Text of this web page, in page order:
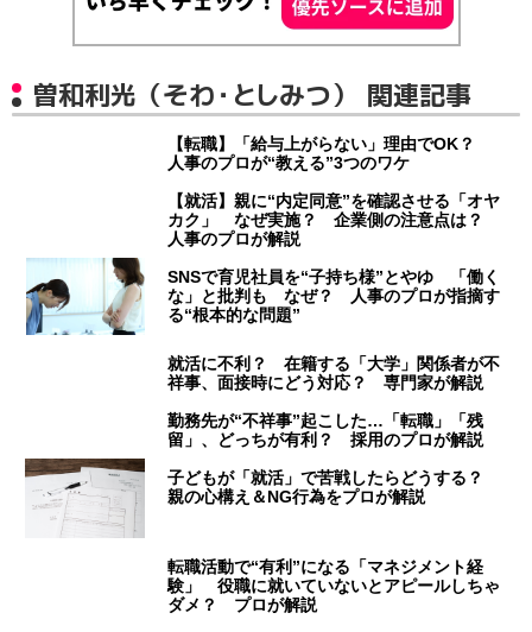
曽和利光（そわ・としみつ） 関連記事
【転職】「給与上がらない」理由でOK？
人事のプロが“教える”3つのワケ
【就活】親に“内定同意”を確認させる「オヤ
カク」 なぜ実施？ 企業側の注意点は？
人事のプロが解説
SNSで育児社員を“子持ち様”とやゆ 「働く
な」と批判も なぜ？ 人事のプロが指摘す
る“根本的な問題”
就活に不利？ 在籍する「大学」関係者が不
祥事、面接時にどう対応？ 専門家が解説
勤務先が“不祥事”起こした…「転職」「残
留」、どっちが有利？ 採用のプロが解説
子どもが「就活」で苦戦したらどうする？
親の心構え＆NG行為をプロが解説
転職活動で“有利”になる「マネジメント経
験」 役職に就いていないとアピールしちゃ
ダメ？ プロが解説